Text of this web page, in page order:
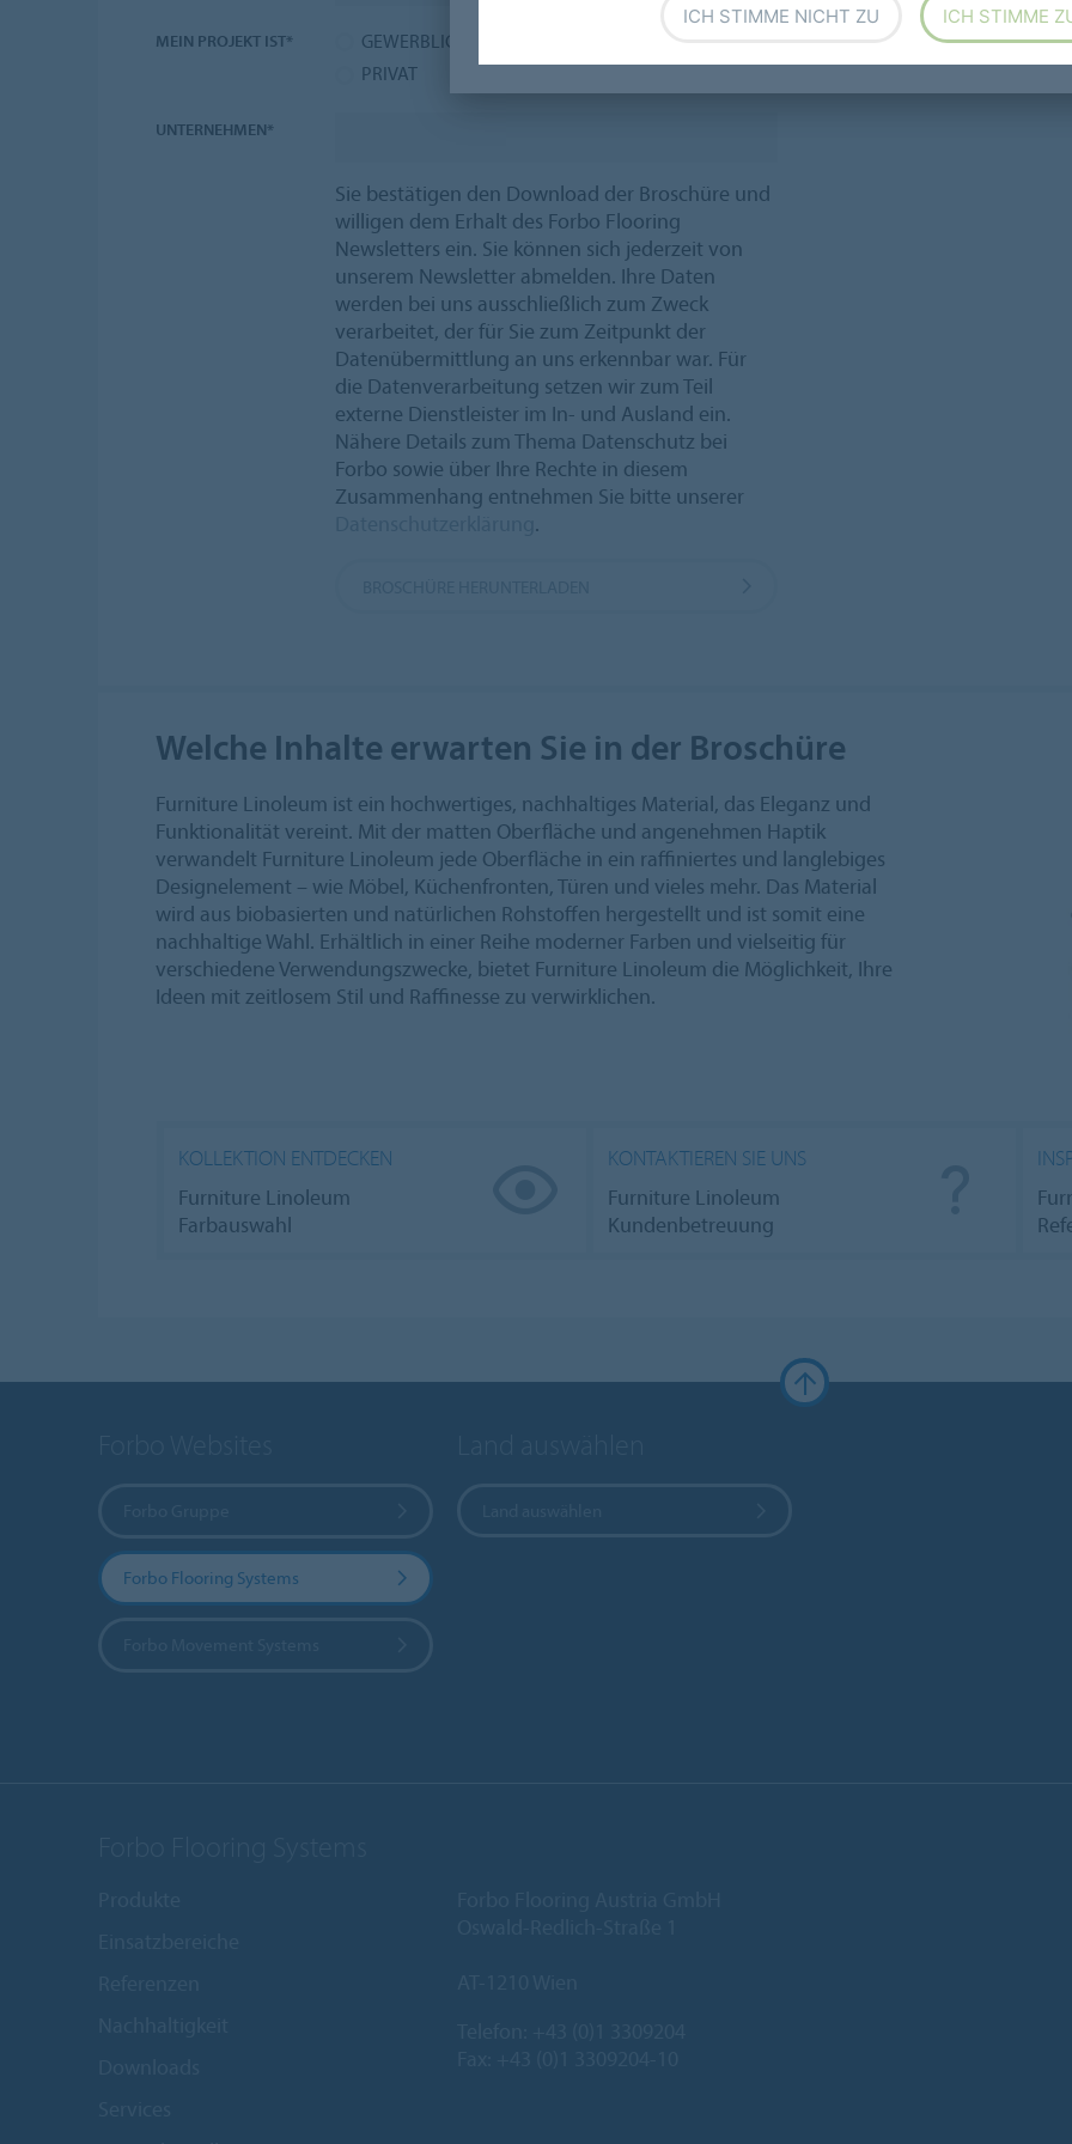
MEIN PROJEKT IST*
GEWERBLICH
PRIVAT
UNTERNEHMEN*
Sie bestätigen den Download der Broschüre und
willigen dem Erhalt des Forbo Flooring
Newsletters ein. Sie können sich jederzeit von
unserem Newsletter abmelden. Ihre Daten
werden bei uns ausschließlich zum Zweck
verarbeitet, der für Sie zum Zeitpunkt der
Datenübermittlung an uns erkennbar war. Für
die Datenverarbeitung setzen wir zum Teil
externe Dienstleister im In- und Ausland ein.
Nähere Details zum Thema Datenschutz bei
Forbo sowie über Ihre Rechte in diesem
Zusammenhang entnehmen Sie bitte unserer
.
Welche Inhalte erwarten Sie in der Broschüre
Furniture Linoleum ist ein hochwertiges, nachhaltiges Material, das Eleganz und
Funktionalität vereint. Mit der matten Oberfläche und angenehmen Haptik
verwandelt Furniture Linoleum jede Oberfläche in ein raffiniertes und langlebiges
Designelement – wie Möbel, Küchenfronten, Türen und vieles mehr. Das Material
wird aus biobasierten und natürlichen Rohstoffen hergestellt und ist somit eine
nachhaltige Wahl. Erhältlich in einer Reihe moderner Farben und vielseitig für
verschiedene Verwendungszwecke, bietet Furniture Linoleum die Möglichkeit, Ihre
Ideen mit zeitlosem Stil und Raffinesse zu verwirklichen.
KOLLEKTION ENTDECKEN
Furniture Linoleum
Farbauswahl
KONTAKTIEREN SIE UNS
Furniture Linoleum
Kundenbetreuung
Forbo Flooring Systems
ICH STIMME NICHT ZU ICH STIMME